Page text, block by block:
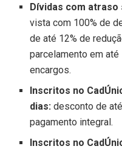
Dívidas com atraso
vista com 100% de
de até 12% de
parcelamento em
encargos.
Inscritos no
dias: desconto de
pagamento integral.
Inscritos no